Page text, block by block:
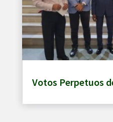
Votos Perpetuos